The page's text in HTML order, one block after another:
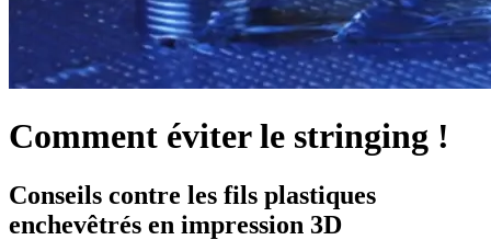
Comment éviter le stringing !
Conseils contre les fils plastiques
enchevêtrés en impression 3D